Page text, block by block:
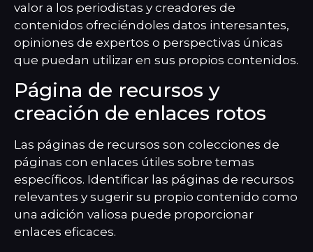
valor a los periodistas y creadores de
contenidos ofreciéndoles datos interesantes,
opiniones de expertos o perspectivas únicas
que puedan utilizar en sus propios contenidos.
Página de recursos y
creación de enlaces rotos
Las páginas de recursos son colecciones de
páginas con enlaces útiles sobre temas
específicos. Identificar las páginas de recursos
relevantes y sugerir su propio contenido como
una adición valiosa puede proporcionar
enlaces eficaces.